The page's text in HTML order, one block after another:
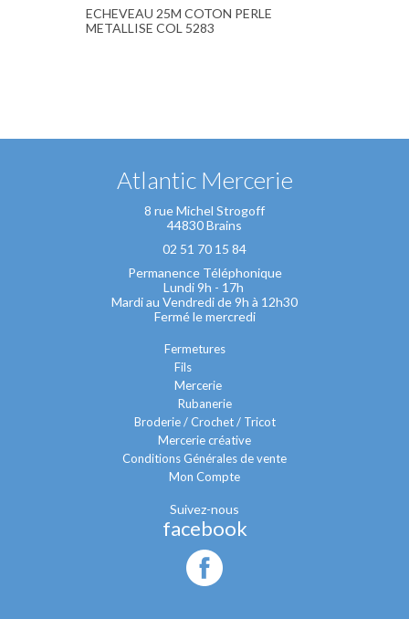
ECHEVEAU 25M COTON PERLE
METALLISE COL 5283
Atlantic Mercerie
8 rue Michel Strogoff
44830 Brains
02 51 70 15 84
Permanence Téléphonique
Lundi 9h - 17h
Mardi au Vendredi de 9h à 12h30
Fermé le mercredi
Fermetures
Fils
Mercerie
Rubanerie
Broderie / Crochet / Tricot
Mercerie créative
Conditions Générales de vente
Mon Compte
Suivez-nous
facebook